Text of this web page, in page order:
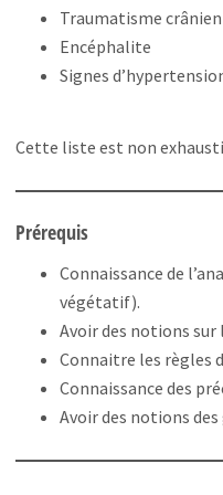
Traumatisme
Encéphalite
Signes
Cette liste est non
Prérequis
Connaissance de
végétatif).
Avoir des notions
Connaitre les règles
Connaissance des
Avoir des notions